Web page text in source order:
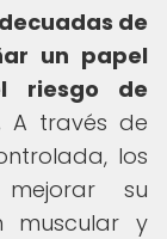
de
un papel
riesgo de
A través de
los
su
muscular y